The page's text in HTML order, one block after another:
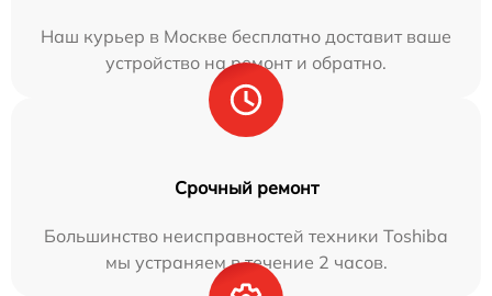
Наш курьер в Москве бесплатно доставит ваше
устройство на ремонт и обратно.
Срочный ремонт
Большинство неисправностей техники Toshiba
мы устраняем в течение 2 часов.